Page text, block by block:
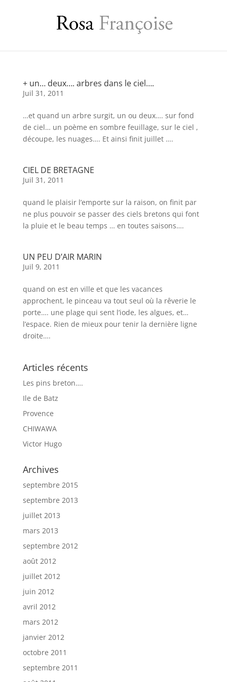
+ un… deux…. arbres dans le ciel….
Juil 31, 2011
…et quand un arbre surgit, un ou deux…. sur fond
de ciel… un poème en sombre feuillage, sur le ciel ,
découpe, les nuages…. Et ainsi finit juillet ….
CIEL DE BRETAGNE
Juil 31, 2011
quand le plaisir l’emporte sur la raison, on finit par
ne plus pouvoir se passer des ciels bretons qui font
la pluie et le beau temps … en toutes saisons….
UN PEU D’AIR MARIN
Juil 9, 2011
quand on est en ville et que les vacances
approchent, le pinceau va tout seul où la rêverie le
porte…. une plage qui sent l’iode, les algues, et…
l’espace. Rien de mieux pour tenir la dernière ligne
droite….
Articles récents
Les pins breton….
Ile de Batz
Provence
CHIWAWA
Victor Hugo
Archives
septembre 2015
septembre 2013
juillet 2013
mars 2013
septembre 2012
août 2012
juillet 2012
juin 2012
avril 2012
mars 2012
janvier 2012
octobre 2011
septembre 2011